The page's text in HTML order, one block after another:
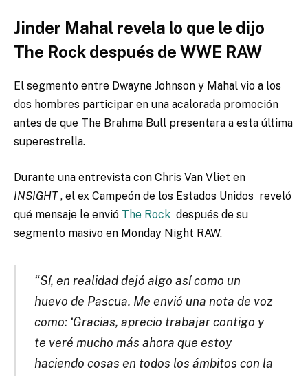
Jinder Mahal revela lo que le dijo
The Rock después de WWE RAW
El segmento entre Dwayne Johnson y Mahal vio a los
dos hombres participar en una acalorada promoción
antes de que The Brahma Bull presentara a esta última
superestrella.
Durante una entrevista con Chris Van Vliet en
INSIGHT, el ex Campeón de los Estados Unidos reveló
qué mensaje le envió The Rock después de su
segmento masivo en Monday Night RAW.
“Sí, en realidad dejó algo así como un
huevo de Pascua. Me envió una nota de voz
como: ‘Gracias, aprecio trabajar contigo y
te veré mucho más ahora que estoy
haciendo cosas en todos los ámbitos con la